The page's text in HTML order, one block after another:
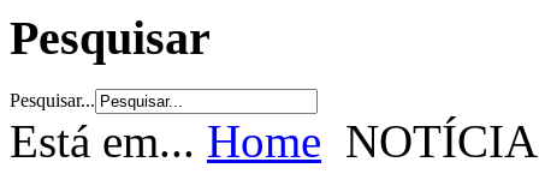
Pesquisar
Pesquisar...
Está em... Home